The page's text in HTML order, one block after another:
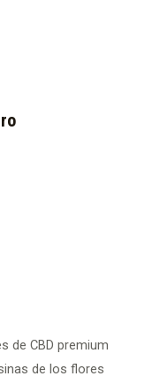
de CBD premium
de los flores